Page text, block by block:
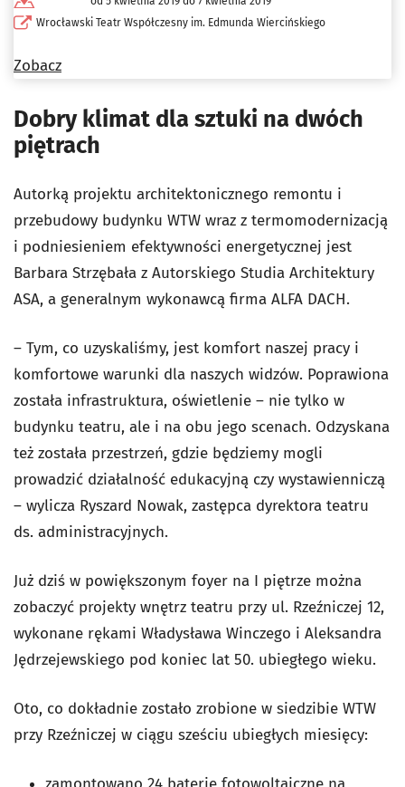
Wrocławski Teatr Współczesny im. Edmunda Wiercińskiego
Zobacz
Dobry klimat dla sztuki na dwóch
piętrach
Autorką projektu architektonicznego remontu i
przebudowy budynku WTW wraz z termomodernizacją
i podniesieniem efektywności energetycznej jest
Barbara Strzębała z Autorskiego Studia Architektury
ASA, a generalnym wykonawcą firma ALFA DACH.
– Tym, co uzyskaliśmy, jest komfort naszej pracy i
komfortowe warunki dla naszych widzów. Poprawiona
została infrastruktura, oświetlenie – nie tylko w
budynku teatru, ale i na obu jego scenach. Odzyskana
też została przestrzeń, gdzie będziemy mogli
prowadzić działalność edukacyjną czy wystawienniczą
– wylicza Ryszard Nowak, zastępca dyrektora teatru
ds. administracyjnych.
Już dziś w powiększonym foyer na I piętrze można
zobaczyć projekty wnętrz teatru przy ul. Rzeźniczej 12,
wykonane rękami Władysława Winczego i Aleksandra
Jędrzejewskiego pod koniec lat 50. ubiegłego wieku.
Oto, co dokładnie zostało zrobione w siedzibie WTW
przy Rzeźniczej w ciągu sześciu ubiegłych miesięcy: